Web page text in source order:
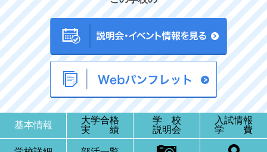
基本情報
大学合格
実 績
学 校
説明会
入試情報
学 費